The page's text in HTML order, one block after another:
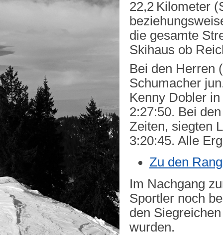
22,2 Kilometer
die gesamte
Skihaus ob
Bei den Herren
Schumacher
Kenny Dobler
2:27:50. Bei
Zeiten, siegten
3:20:45. Alle
Zu den
Im Nachgang
Sportler noch
den
wurden.